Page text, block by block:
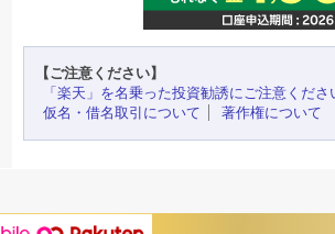
【ご注意ください】
「楽天」を名乗った投資勧誘にご注意くださ
仮名・借名取引について
著作権について